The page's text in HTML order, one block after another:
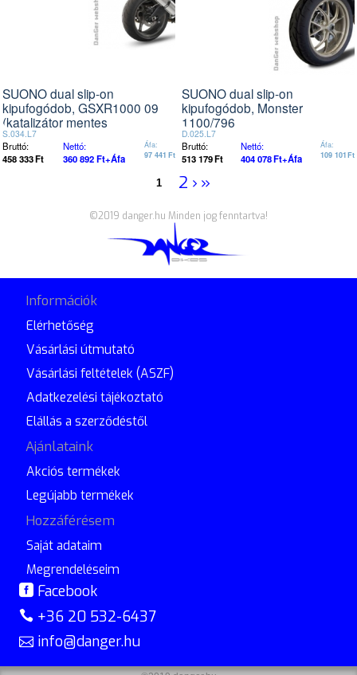
SUONO dual slip-on
kipufogódob, GSXR1000 09
(katalizátor mentes
összekötõvel)
S.034.L7
Bruttó:
458 333Ft
Nettó:
360 892Ft+Áfa
Áfa:
97 441 Ft
SUONO dual slip-on
kipufogódob, Monster
1100/796
D.025.L7
Bruttó:
513 179Ft
Nettó:
404 078Ft+Áfa
Áfa:
109 101Ft
2 › »
©2019 danger.hu Minden jog fenntartva!
Információk
Elérhetőség
Vásárlási útmutató
Vásárlási feltételek (ASZF)
Adatkezelési tájékoztató
Elállás a szerződéstől
Ajánlataink
Akciós termékek
Legújabb termékek
Hozzáférésem
Saját adataim
Megrendeléseim
Facebook
+36 20 532-6437
info@danger.hu